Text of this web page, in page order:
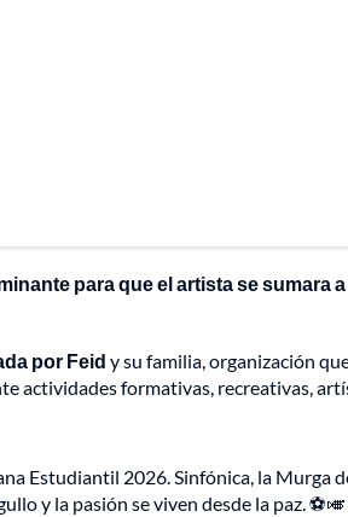
para que el artista se sumara a
por Feid y su familia, organización
actividades formativas, recreativas,
Estudiantil 2026. Sinfónica, la Murga
y la pasión se viven desde la paz. ⚽🎺